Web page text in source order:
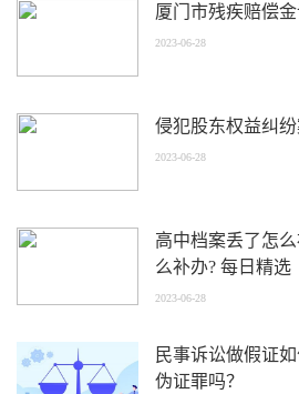
厦门市残疾赔偿
2023-06-28
侵犯股东权益纠纷
2023-06-28
高中档案丢了怎
么补办? 每日精选
2023-06-28
民事诉讼做假证
伪证罪吗？